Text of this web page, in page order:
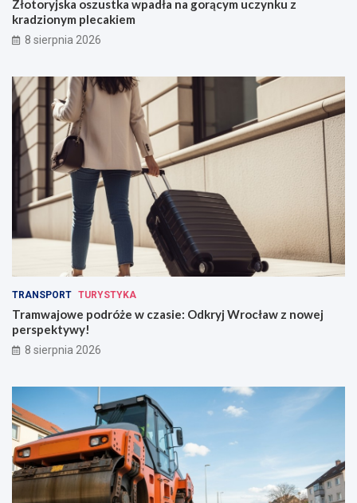
Złotoryjska oszustka wpadła na gorącym uczynku z
kradzionym plecakiem
8 sierpnia 2026
TRANSPORT TURYSTYKA
Tramwajowe podróże w czasie: Odkryj Wrocław z nowej
perspektywy!
8 sierpnia 2026